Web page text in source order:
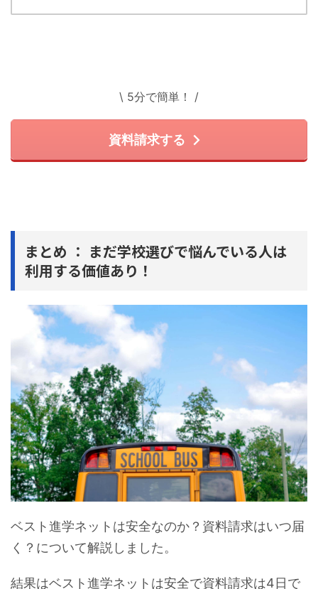
\ 5分で簡単！ /
資料請求する
まとめ ： まだ学校選びで悩んでいる人は
利用する価値あり！
ベスト進学ネットは安全なのか？資料請求はいつ届
く？について解説しました。
結果はベスト進学ネットは安全で資料請求は4日で